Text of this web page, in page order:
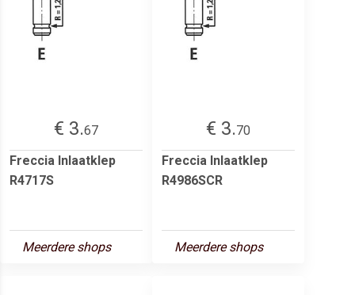
€ 3.67
Freccia Inlaatklep
R4717S
Meerdere shops
€ 3.70
Freccia Inlaatklep
R4986SCR
Meerdere shops